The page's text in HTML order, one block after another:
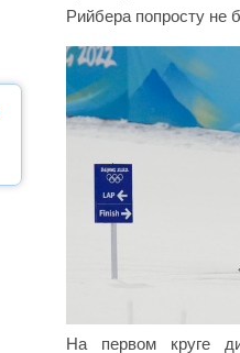
Рийбера попросту не
На первом круге